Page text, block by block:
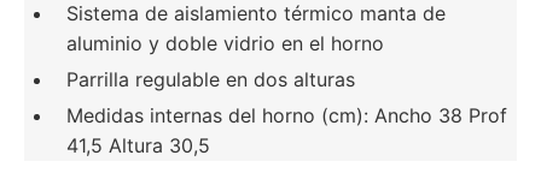
Sistema de aislamiento térmico manta de
aluminio y doble vidrio en el horno
Parrilla regulable en dos alturas
Medidas internas del horno (cm): Ancho 38 Prof
41,5 Altura 30,5